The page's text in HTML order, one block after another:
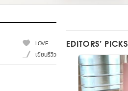
LOVE
เขียนรีวิว
EDITORS’ PICKS